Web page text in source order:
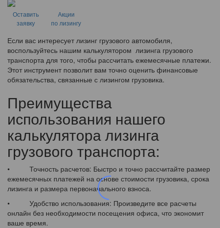
Оставить
заявку
Акции
по лизингу
Если вас интересует лизинг грузового автомобиля,
воспользуйтесь нашим калькулятором лизинга грузового
транспорта для того, чтобы рассчитать ежемесячные платежи.
Этот инструмент позволит вам точно оценить финансовые
обязательства, связанные с лизингом грузовика.
Преимущества
использования нашего
калькулятора лизинга
грузового транспорта:
• Точность расчетов: Быстро и точно рассчитайте размер
ежемесячных платежей на основе стоимости грузовика, срока
лизинга и размера первоначального взноса.
• Удобство использования: Произведите все расчеты
онлайн без необходимости посещения офиса, что экономит
ваше время.